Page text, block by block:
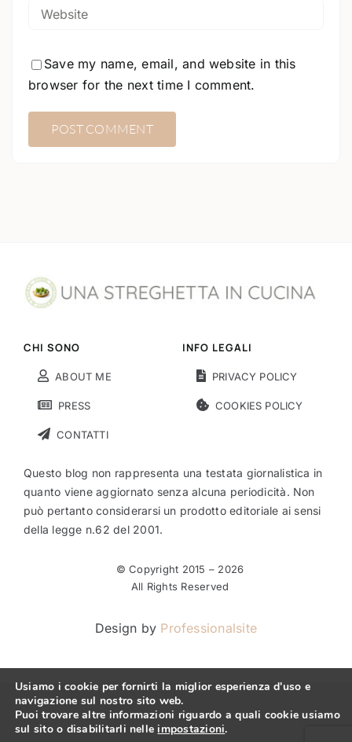
Save my name, email, and website in this
browser for the next time I comment.
CHI SONO
ABOUT ME
PRESS
CONTATTI
INFO LEGALI
PRIVACY POLICY
COOKIES POLICY
Questo blog non rappresenta una testata giornalistica in
quanto viene aggiornato senza alcuna periodicità. Non
può pertanto considerarsi un prodotto editoriale ai sensi
della legge n.62 del 2001.
© Copyright 2015 – 2026
All Rights Reserved
Design by Professionalsite
Usiamo i cookie per fornirti la miglior esperienza d'uso e
navigazione sul nostro sito web.
Puoi trovare altre informazioni riguardo a quali cookie usiamo
sul sito o disabilitarli nelleimpostazioni.